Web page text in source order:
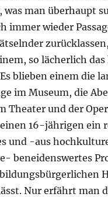
man überhaupt
immer wieder
so lächerlich
blieben einem die
im Museum, die
Theater und der
16-jährigen ein
und -aus
beneidenswertes
Nur erfährt man